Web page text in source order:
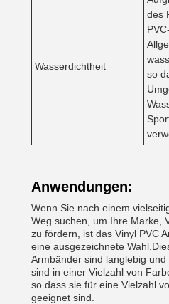
Wasserdichtheit
des
so
Anwendungen:
Wenn Sie nach einem
Weg suchen, um Ihre Marke,
zu fördern, ist das Vinyl PVC
eine ausgezeichnete
Armbänder sind langlebig
sind in einer Vielzahl von
so dass sie für eine Vielzahl
geeignet sind.